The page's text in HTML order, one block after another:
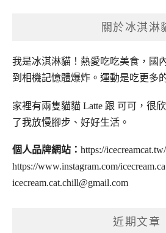
關於冰淇淋
我是冰淇淋貓！ 熱愛吃吃美食，國
到相機記憶體爆炸。 運動是吃更多
家裡有兩隻貓貓 Latte 跟 可可， 很
了我放慢腳步、好好生活。
個人品牌網站： https://icecreamcat.tw/
https://www.instagram.com/
icecream.cat.chill@gmail.com
近期文章